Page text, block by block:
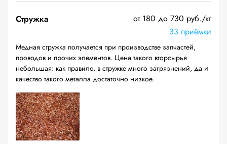
Стружка
от 180 до 730 руб./кг
33 приёмки
Медная стружка получается при производстве запчастей,
проводов и прочих элементов. Цена такого вторсырья
небольшая: как правило, в стружке много загрязнений, да и
качество такого металла достаточно низкое.